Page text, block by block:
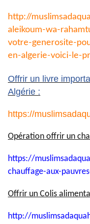
http://
aleikoum-wa-
votre-generosite-
en-algerie-voici-le-
Offrir un livre
Algérie :
https://
Opération offrir un
https://
chauffage-aux-
Offrir un Colis
http://